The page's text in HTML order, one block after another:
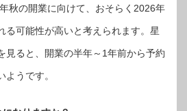
秋の開業に向けて、おそらく2026年
る可能性が高いと考えられます。星
見ると、開業の半年～1年前から予約
うです。